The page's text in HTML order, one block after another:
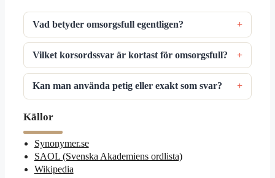
Vad betyder omsorgsfull egentligen?
Vilket korsordssvar är kortast för omsorgsfull?
Kan man använda petig eller exakt som svar?
Källor
Synonymer.se
SAOL (Svenska Akademiens ordlista)
Wikipedia